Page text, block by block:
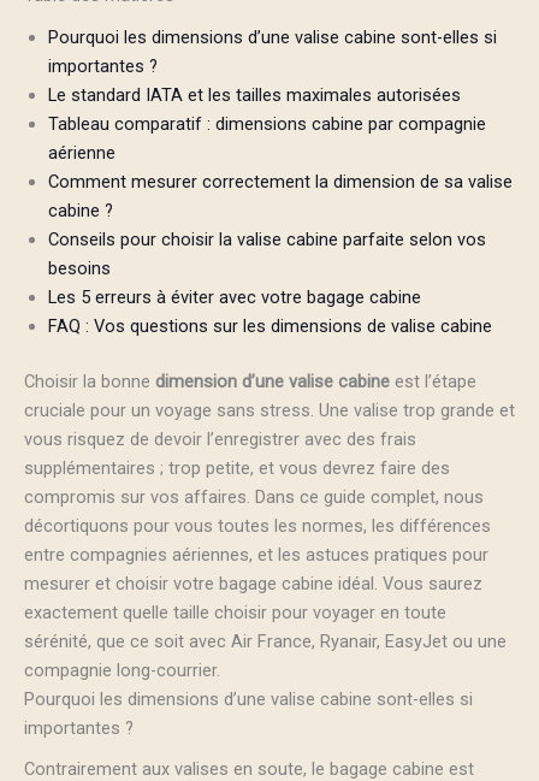
Pourquoi les dimensions d’une valise cabine sont-elles si
importantes ?
Le standard IATA et les tailles maximales autorisées
Tableau comparatif : dimensions cabine par compagnie
aérienne
Comment mesurer correctement la dimension de sa valise
cabine ?
Conseils pour choisir la valise cabine parfaite selon vos
besoins
Les 5 erreurs à éviter avec votre bagage cabine
FAQ : Vos questions sur les dimensions de valise cabine
Choisir la bonne dimension d’une valise cabine est l’étape
cruciale pour un voyage sans stress. Une valise trop grande et
vous risquez de devoir l’enregistrer avec des frais
supplémentaires ; trop petite, et vous devrez faire des
compromis sur vos affaires. Dans ce guide complet, nous
décortiquons pour vous toutes les normes, les différences
entre compagnies aériennes, et les astuces pratiques pour
mesurer et choisir votre bagage cabine idéal. Vous saurez
exactement quelle taille choisir pour voyager en toute
sérénité, que ce soit avec Air France, Ryanair, EasyJet ou une
compagnie long-courrier.
Pourquoi les dimensions d’une valise cabine sont-elles si
importantes ?
Contrairement aux valises en soute, le bagage cabine est